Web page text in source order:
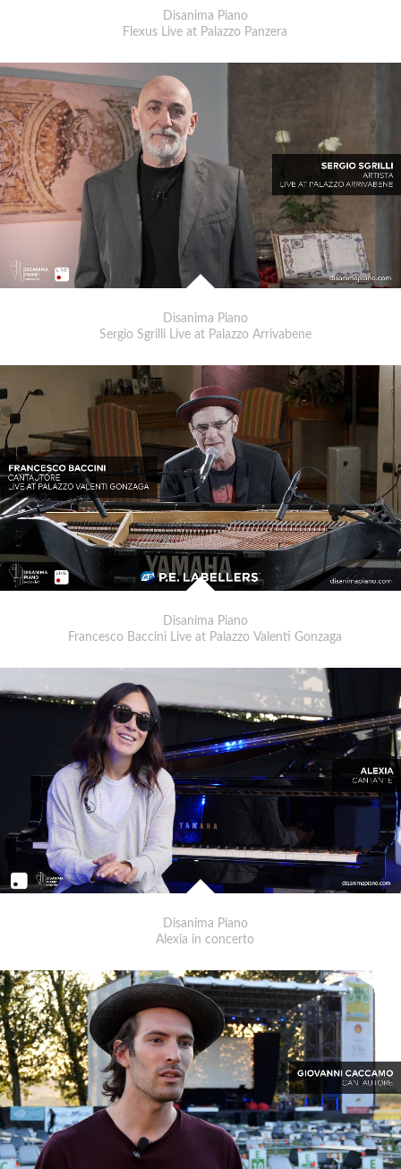
Disanima Piano
Flexus Live at Palazzo Panzera
Disanima Piano
Sergio Sgrilli Live at Palazzo Arrivabene
Disanima Piano
Francesco Baccini Live at Palazzo Valenti Gonzaga
Disanima Piano
Alexia in concerto